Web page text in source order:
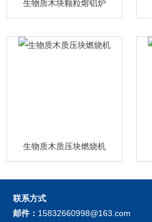
生物质木块颗粒熔铝炉
生物质木质压块燃烧机
联系方式
邮件： 15832660998@163.com